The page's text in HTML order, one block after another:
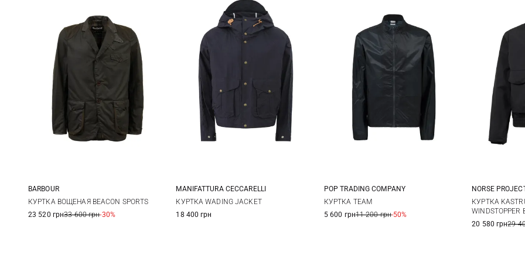
S M L XL
BARBOUR
КУРТКА ВОЩЕНАЯ BEACON SPORTS
23 520 грн33 600 грн-30%
38 40 42
MANIFATTURA CECCARELLI
КУРТКА WADING JACKET
18 400 грн
M
POP TRADING COMPANY
КУРТКА TEAM
5 600 грн11 200 грн-50%
M L
NORSE
КУРТКА
WINDSTOPPER
20 580 грн29